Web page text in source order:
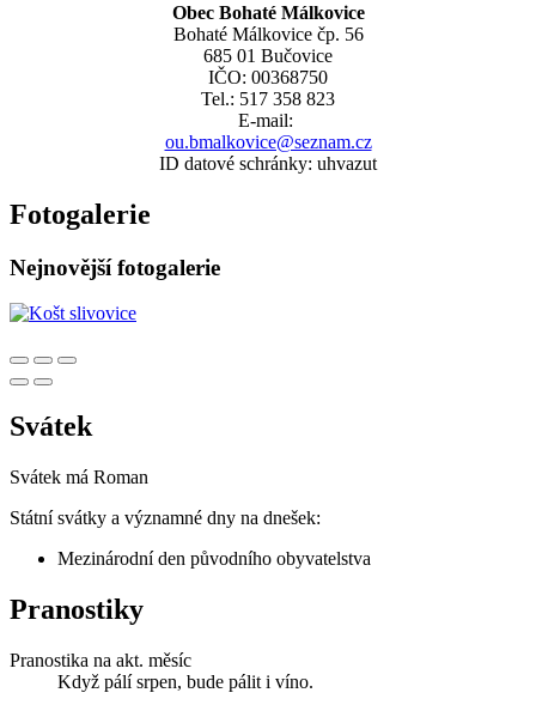
Obec Bohaté Málkovice
Bohaté Málkovice čp. 56
685 01 Bučovice
IČO: 00368750
Tel.: 517 358 823
E-mail:
ou.bmalkovice@seznam.cz
ID datové schránky: uhvazut
Fotogalerie
Nejnovější fotogalerie
Svátek
Svátek má Roman
Státní svátky a významné dny na dnešek:
Mezinárodní den původního obyvatelstva
Pranostiky
Pranostika na akt. měsíc
Když pálí srpen, bude pálit i víno.